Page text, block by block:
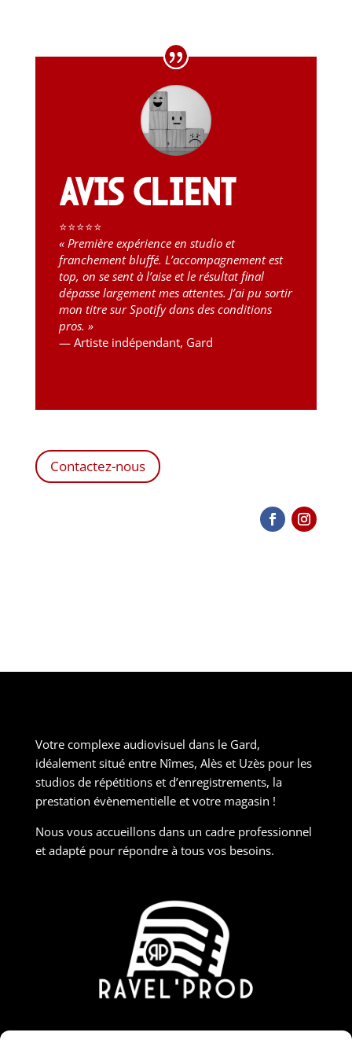
Avis client
⭐⭐⭐⭐⭐
« Première expérience en studio et
franchement bluffé. L’accompagnement est
top, on se sent à l’aise et le résultat final
dépasse largement mes attentes. J’ai pu sortir
mon titre sur Spotify dans des conditions
pros. »
— Artiste indépendant, Gard
Contactez-nous
Votre complexe audiovisuel dans le Gard,
idéalement situé entre Nîmes, Alès et Uzès pour les
studios de répétitions et d’enregistrements, la
prestation évènementielle et votre magasin !
Nous vous accueillons dans un cadre professionnel
et adapté pour répondre à tous vos besoins.